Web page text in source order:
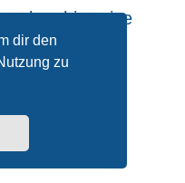
dir den
zu